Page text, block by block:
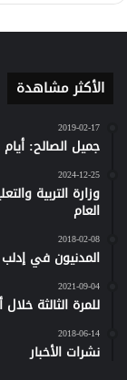
الأكثر مشاهدة
2019-02-17
جميل الصالح:
2024-12-25
وزارة التربية
العام
2018-02-08
المدنيون في
2021-09-04
للمرة الثالثة
2018-06-14
نشرات الأخبار